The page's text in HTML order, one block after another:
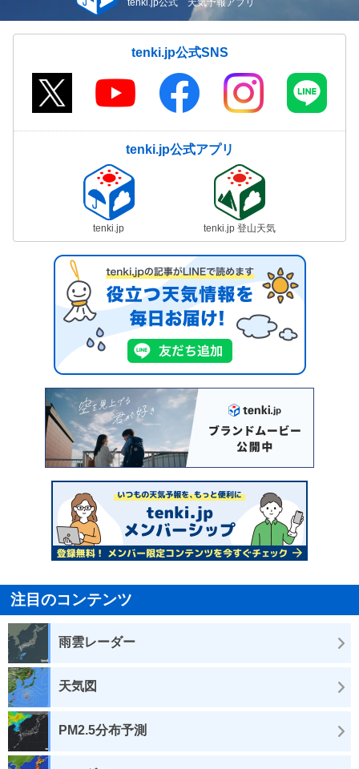
tenki.jp公式 天気予報アプリ
tenki.jp公式SNS
tenki.jp公式アプリ
tenki.jp tenki.jp 登山天気
注目のコンテンツ
雨雲レーダー
天気図
PM2.5分布予測